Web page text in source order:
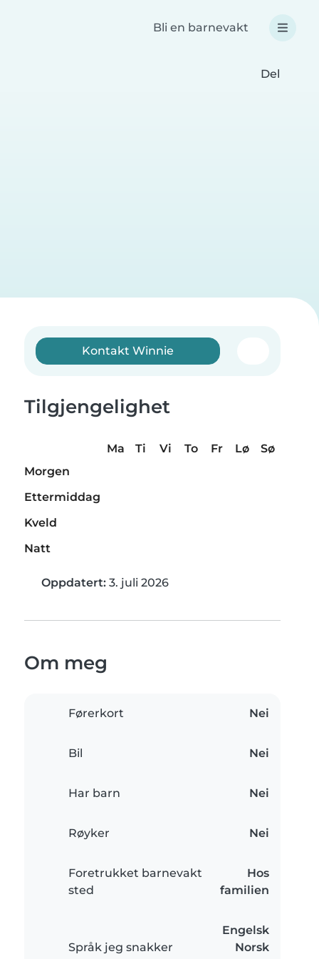
Bli en barnevakt
Del
Kontakt Winnie
Tilgjengelighet
Ma Ti Vi To Fr Lø
Sø
Morgen
Ettermiddag
Kveld
Natt
Oppdatert: 3. juli 2026
Om meg
Førerkort Nei
Bil Nei
Har barn Nei
Røyker Nei
Foretrukket barnevakt
sted
Hos
familien
Språk jeg snakker
Engelsk
Norsk